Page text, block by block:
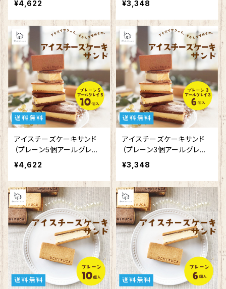
¥4,622 ¥3,348
アイスチーズケーキサンド
（プレーン5個アールグレイ5
個）
¥4,622
アイスチーズケーキサンド
（プレーン3個アールグレイ3
個）
¥3,348